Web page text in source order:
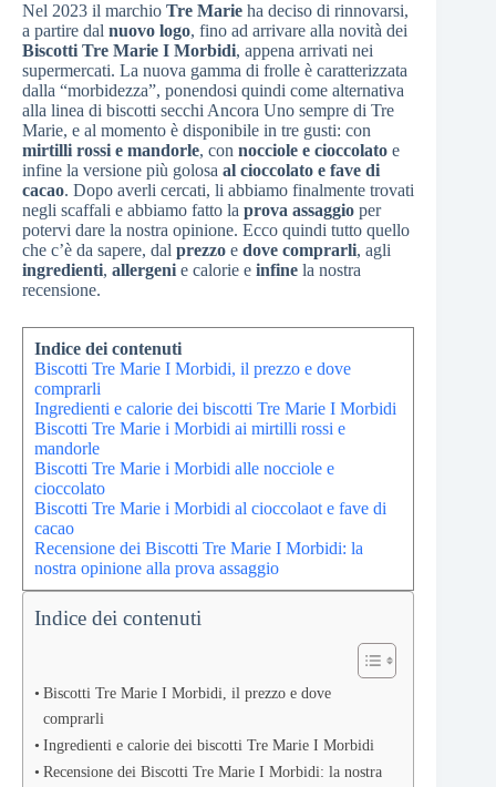
Nel 2023 il marchio Tre Marie ha deciso di rinnovarsi,
a partire dal nuovo logo, fino ad arrivare alla novità dei
Biscotti Tre Marie I Morbidi, appena arrivati nei
supermercati. La nuova gamma di frolle è caratterizzata
dalla “morbidezza”, ponendosi quindi come alternativa
alla linea di biscotti secchi Ancora Uno sempre di Tre
Marie, e al momento è disponibile in tre gusti: con
mirtilli rossi e mandorle, con nocciole e cioccolato e
infine la versione più golosa al cioccolato e fave di
cacao. Dopo averli cercati, li abbiamo finalmente trovati
negli scaffali e abbiamo fatto la prova assaggio per
potervi dare la nostra opinione. Ecco quindi tutto quello
che c’è da sapere, dal prezzo e dove comprarli, agli
ingredienti, allergeni e calorie e infine la nostra
recensione.
Indice dei contenuti
Biscotti Tre Marie I Morbidi, il prezzo e dove
comprarli
Ingredienti e calorie dei biscotti Tre Marie I Morbidi
Biscotti Tre Marie i Morbidi ai mirtilli rossi e
mandorle
Biscotti Tre Marie i Morbidi alle nocciole e
cioccolato
Biscotti Tre Marie i Morbidi al cioccolaot e fave di
cacao
Recensione dei Biscotti Tre Marie I Morbidi: la
nostra opinione alla prova assaggio
Indice dei contenuti
Biscotti Tre Marie I Morbidi, il prezzo e dove
comprarli
Ingredienti e calorie dei biscotti Tre Marie I Morbidi
Recensione dei Biscotti Tre Marie I Morbidi: la nostra